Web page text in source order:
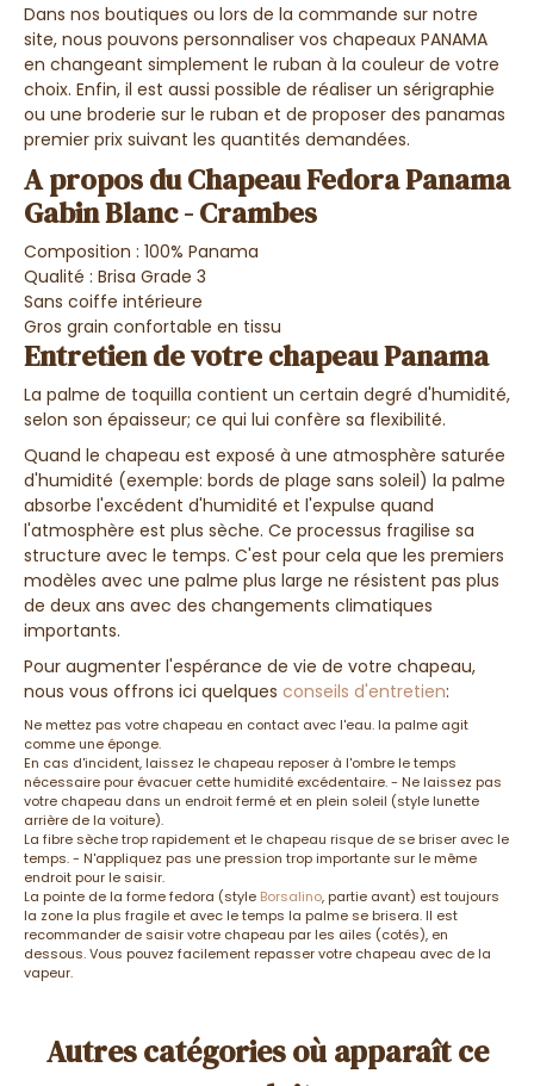
Dans nos boutiques ou lors de la commande sur notre
site, nous pouvons personnaliser vos chapeaux PANAMA
en changeant simplement le ruban à la couleur de votre
choix. Enfin, il est aussi possible de réaliser un sérigraphie
ou une broderie sur le ruban et de proposer des panamas
premier prix suivant les quantités demandées.
A propos du Chapeau Fedora Panama
Gabin Blanc - Crambes
Composition : 100% Panama
Qualité : Brisa Grade 3
Sans coiffe intérieure
Gros grain confortable en tissu
Entretien de votre chapeau Panama
La palme de toquilla contient un certain degré d'humidité,
selon son épaisseur; ce qui lui confère sa flexibilité.
Quand le chapeau est exposé à une atmosphère saturée
d'humidité (exemple: bords de plage sans soleil) la palme
absorbe l'excédent d'humidité et l'expulse quand
l'atmosphère est plus sèche. Ce processus fragilise sa
structure avec le temps. C'est pour cela que les premiers
modèles avec une palme plus large ne résistent pas plus
de deux ans avec des changements climatiques
importants.
Pour augmenter l'espérance de vie de votre chapeau,
nous vous offrons ici quelques conseils d'entretien:
Ne mettez pas votre chapeau en contact avec l'eau. la palme agit
comme une éponge.
En cas d'incident, laissez le chapeau reposer à l'ombre le temps
nécessaire pour évacuer cette humidité excédentaire. - Ne laissez pas
votre chapeau dans un endroit fermé et en plein soleil (style lunette
arrière de la voiture).
La fibre sèche trop rapidement et le chapeau risque de se briser avec le
temps. - N'appliquez pas une pression trop importante sur le même
endroit pour le saisir.
La pointe de la forme fedora (style Borsalino, partie avant) est toujours
la zone la plus fragile et avec le temps la palme se brisera. Il est
recommander de saisir votre chapeau par les ailes (cotés), en
dessous. Vous pouvez facilement repasser votre chapeau avec de la
vapeur.
Autres catégories où apparaît ce